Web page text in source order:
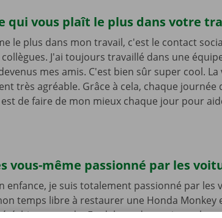
qui vous plaît le plus dans votre
le plus dans mon travail, c'est le contact
J'ai toujours travaillé dans une
mes amis. C'est bien sûr super cool.
très agréable. Grâce à cela, chaque
de faire de mon mieux chaque jour pour
vous-même passionné par les
enfance, je suis totalement passionné par les
temps libre à restaurer une Honda Monkey
bien entendu. En dehors des petits